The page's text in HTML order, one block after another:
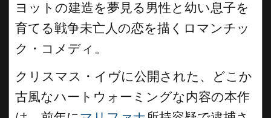
ヨットの建造を夢見る男性と幼い息子を
育てる戦争未亡人の恋を描くロマンチッ
ク・コメディ。
クリスマス・イヴに公開された、どこか
古風なハートウォーミングな内容の本作